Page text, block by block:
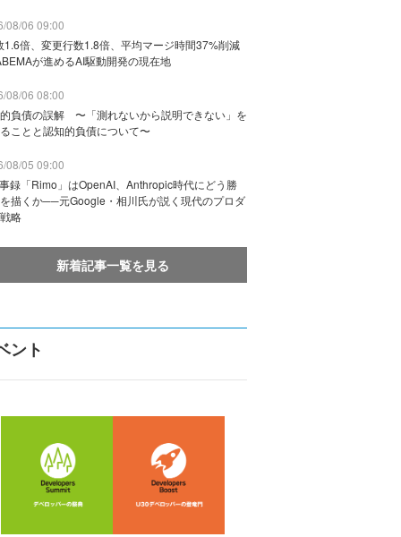
08/06 09:00
1.6倍、変更行数1.8倍、平均マージ時間37%削減
が進めるAI駆動開発の現在地
08/06 08:00
負債の誤解 〜「測れないから説明できない」を
ことと認知的負債について〜
08/05 09:00
録「Rimo」はOpenAI、Anthropic時代にどう勝
描くか──元Google・相川氏が説く現代のプロダ
略
新着記事一覧を見る
ント